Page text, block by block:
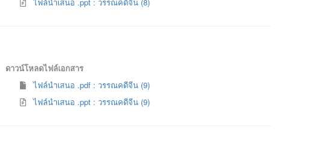
ดาวน์โหลดไฟล์เอกสาร
ไฟล์นำเสนอ .pdf : วรรณคดีจีน (9)
ไฟล์นำเสนอ .ppt : วรรณคดีจีน (9)